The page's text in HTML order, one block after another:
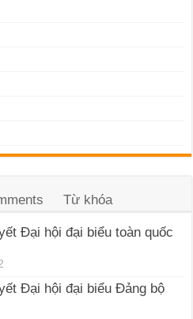
Từ khóa
Đại hội đại biểu toàn quốc
Đại hội đại biểu Đảng bộ